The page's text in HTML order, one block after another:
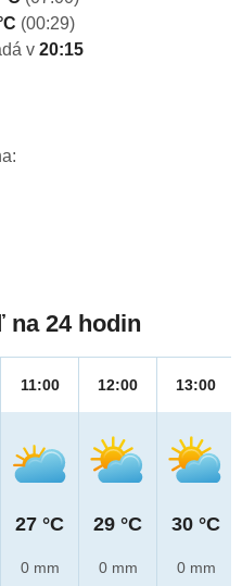
(00:29)
v 20:15
na 24 hodin
11:00
27 °C
0 mm
12:00
29 °C
0 mm
13:00
30 °C
0 mm